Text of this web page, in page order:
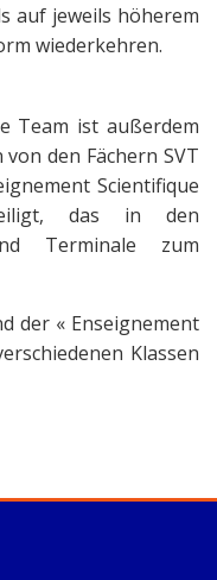
auf jeweils höherem
wiederkehren.
Team ist außerdem
den Fächern SVT
Scientifique
das in den
Terminale zum
der « Enseignement
Klassen